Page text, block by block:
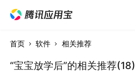
首页 软件 相关推荐
“宝宝放学后”的相关推荐(18)